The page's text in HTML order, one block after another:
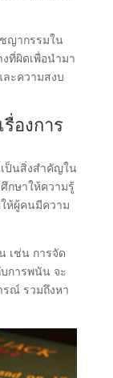
ญากรรมใน
ที่ผิดเพื่อนำมา
ะความสงบ
องการ
ป็นสิ่งสำคัญใน
กษาให้ความรู้
ห้ผู้คนมีความ
เช่น การจัด
การพนัน จะ
ณ์ รวมถึงหา